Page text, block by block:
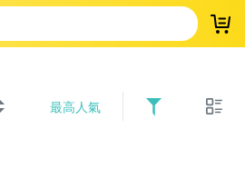
登
最高人氣